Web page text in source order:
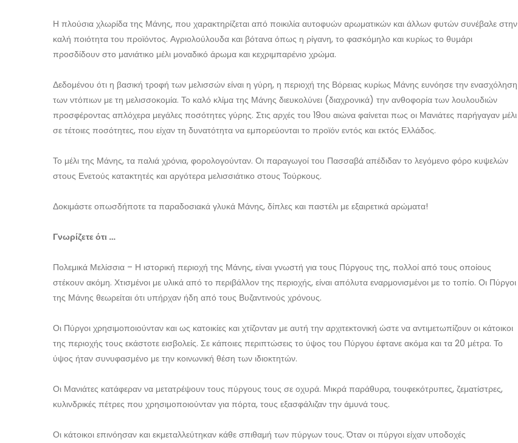
Η πλούσια χλωρίδα της Μάνης, που χαρακτηρίζεται από ποικιλία αυτοφυών αρωματικών και άλλων φυτών συνέβαλε στην
καλή ποιότητα του προϊόντος. Αγριολούλουδα και βότανα όπως η ρίγανη, το φασκόμηλο και κυρίως το θυμάρι
προσδίδουν στο μανιάτικο μέλι μοναδικό άρωμα και κεχριμπαρένιο χρώμα.
Δεδομένου ότι η βασική τροφή των μελισσών είναι η γύρη, η περιοχή της Βόρειας κυρίως Μάνης ευνόησε την ενασχόληση
των ντόπιων με τη μελισσοκομία. Το καλό κλίμα της Μάνης διευκολύνει (διαχρονικά) την ανθοφορία των λουλουδιών
προσφέροντας απλόχερα μεγάλες ποσότητες γύρης. Στις αρχές του 19ου αιώνα φαίνεται πως οι Μανιάτες παρήγαγαν μέλι
σε τέτοιες ποσότητες, που είχαν τη δυνατότητα να εμπορεύονται το προϊόν εντός και εκτός Ελλάδος.
Το μέλι της Μάνης, τα παλιά χρόνια, φορολογούνταν. Οι παραγωγοί του Πασσαβά απέδιδαν το λεγόμενο φόρο κυψελών
στους Ενετούς κατακτητές και αργότερα μελισσιάτικο στους Τούρκους.
Δοκιμάστε οπωσδήποτε τα παραδοσιακά γλυκά Μάνης, δίπλες και παστέλι με εξαιρετικά αρώματα!
Γνωρίζετε ότι …
Πολεμικά Μελίσσια – Η ιστορική περιοχή της Μάνης, είναι γνωστή για τους Πύργους της, πολλοί από τους οποίους
στέκουν ακόμη. Χτισμένοι με υλικά από το περιβάλλον της περιοχής, είναι απόλυτα εναρμονισμένοι με το τοπίο. Οι Πύργοι
της Μάνης θεωρείται ότι υπήρχαν ήδη από τους Βυζαντινούς χρόνους.
Οι Πύργοι χρησιμοποιούνταν και ως κατοικίες και χτίζονταν με αυτή την αρχιτεκτονική ώστε να αντιμετωπίζουν οι κάτοικοι
της περιοχής τους εκάστοτε εισβολείς. Σε κάποιες περιπτώσεις το ύψος του Πύργου έφτανε ακόμα και τα 20 μέτρα. Το
ύψος ήταν συνυφασμένο με την κοινωνική θέση των ιδιοκτητών.
Οι Μανιάτες κατάφεραν να μετατρέψουν τους πύργους τους σε οχυρά. Μικρά παράθυρα, τουφεκότρυπες, ζεματίστρες,
κυλινδρικές πέτρες που χρησιμοποιούνταν για πόρτα, τους εξασφάλιζαν την άμυνά τους.
Οι κάτοικοι επινόησαν και εκμεταλλεύτηκαν κάθε σπιθαμή των πύργων τους. Όταν οι πύργοι είχαν υποδοχές